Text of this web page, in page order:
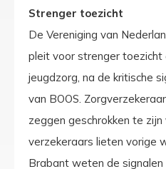
Strenger toezicht
De Vereniging van
pleit voor strenger toezicht
jeugdzorg, na de kritische
van BOOS.
zeggen geschrokken te
verzekeraars lieten vorige
Brabant weten de signalen